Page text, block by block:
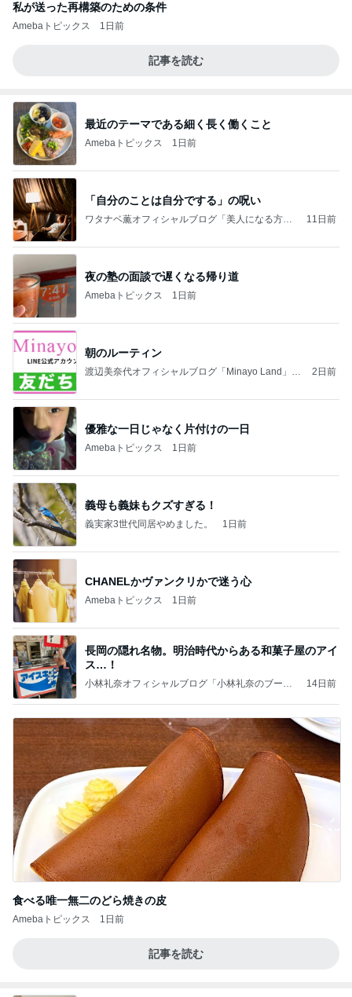
私が送った再構築のための条件
Amebaトピックス 1日前
記事を読む
最近のテーマである細く長く働くこと
Amebaトピックス 1日前
「自分のことは自分でする」の呪い
ワタナベ薫オフィシャルブログ「美人になる方
11日前
夜の塾の面談で遅くなる帰り道
Amebaトピックス 1日前
朝のルーティン
渡辺美奈代オフィシャルブログ「Minayo Land」P
2日前
優雅な一日じゃなく片付けの一日
Amebaトピックス 1日前
義母も義妹もクズすぎる！
義実家3世代同居やめました。 1日前
CHANELかヴァンクリかで迷う心
Amebaトピックス 1日前
長岡の隠れ名物。明治時代からある和菓子屋のアイ
ス…！
小林礼奈オフィシャルブログ「小林礼奈のブーブ
14日前
食べる唯一無二のどら焼きの皮
Amebaトピックス 1日前
記事を読む